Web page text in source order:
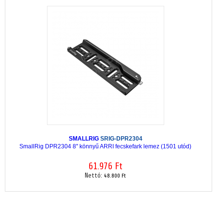
SMALLRIG SRIG-DPR2304
SmallRig DPR2304 8'' könnyű ARRI fecskefark lemez (1501 utód)
61.976 Ft
Nettó: 48.800 Ft